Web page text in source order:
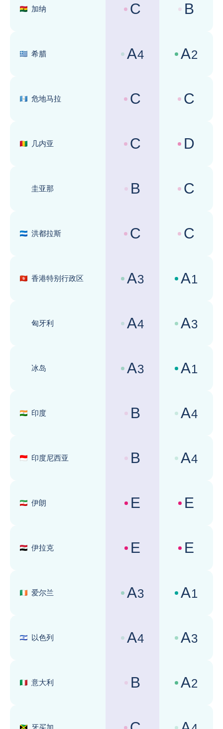
加纳
国家风险评级 :
C 商业环境评级
B
希腊
国家风险评级 :
A4 商业环境评级
A2
危地马拉
国家风险评级 :
C 商业环境评级
C
几内亚
国家风险评级 :
C 商业环境评级
D
圭亚那
国家风险评级 :
B 商业环境评级
C
洪都拉斯
国家风险评级 :
C 商业环境评级
C
香港特别行政区
国家风险评级 :
A3 商业环境评级
A1
匈牙利
国家风险评级 :
A4 商业环境评级
A3
冰岛
国家风险评级 :
A3 商业环境评级
A1
印度
国家风险评级 :
B 商业环境评级
A4
印度尼西亚
国家风险评级 :
B 商业环境评级
A4
伊朗
国家风险评级 :
E 商业环境评级
E
伊拉克
国家风险评级 :
E 商业环境评级
E
爱尔兰
国家风险评级 :
A3 商业环境评级
A1
以色列
国家风险评级 :
A4 商业环境评级
A3
意大利
国家风险评级 :
B 商业环境评级
A2
牙买加